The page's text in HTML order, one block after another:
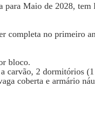
Maio de 2028,
completa no primeiro
bloco.
carvão, 2 dormitórios
coberta e armário